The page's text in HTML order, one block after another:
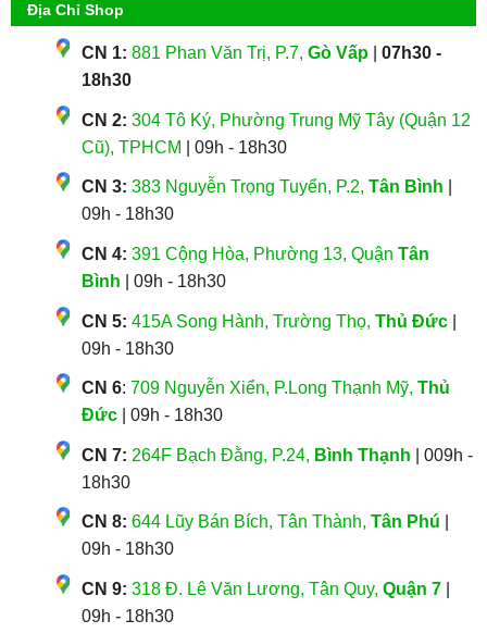
Địa Chỉ Shop
CN 1: 881 Phan Văn Trị, P.7, Gò Vấp| 07h30 -
18h30
CN 2: 304 Tô Ký, Phường Trung Mỹ Tây (Quận 12
Cũ), TPHCM
| 09h - 18h30
CN 3: 383 Nguyễn Trọng Tuyển, P.2, Tân Bình
09h - 18h30
CN 4: 391 Cộng Hòa, Phường 13, Quận Tân
Bình | 09h - 18h30
CN 5: 415A Song Hành, Trường Thọ, Thủ Đức|
09h - 18h30
CN 6: 709 Nguyễn Xiển, P.Long Thạnh Mỹ, Thủ
Đức| 09h - 18h30
CN 7: 264F Bạch Đằng, P.24, Bình Thạnh | 009h -
18h30
CN 8: 644 Lũy Bán Bích, Tân Thành, Tân Phú
09h - 18h30
CN 9: 318 Đ. Lê Văn Lương, Tân Quy, Quận 7|
09h - 18h30